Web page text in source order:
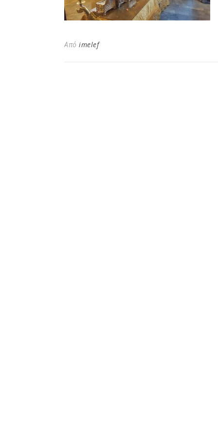
Από imelef